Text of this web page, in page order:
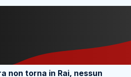
non torna in Rai, nessun